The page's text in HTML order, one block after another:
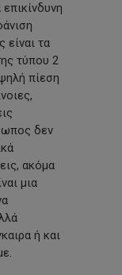
τα
τύπου 2
πίεση
δεν
ακόμα
μια
ή και